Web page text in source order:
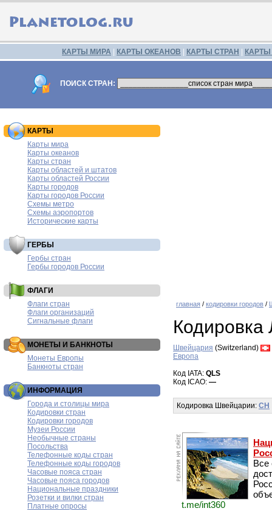
КАРТЫ МИРА КАРТЫ ОКЕАНОВ КАРТЫ СТРАН
ПОИСК СТРАН:
КАРТЫ
Карты мира
Карты океанов
Карты стран
Карты областей и штатов
Карты областей России
Карты городов
Карты городов России
Схемы метро
Схемы аэропортов
Исторические карты
ГЕРБЫ
Гербы стран
Гербы городов России
ФЛАГИ
Флаги стран
Флаги организаций
Сигнальные флаги
МОНЕТЫ И БАНКНОТЫ
Монеты Европы
Банкноты стран
ИНФОРМАЦИЯ
Города и столицы мира
Кодировки стран
Кодировки городов
Музеи России
Необычные страны
Посольства
Телефонные коды стран
Телефонные коды городов
Часовые пояса стран
Часовые пояса городов
Национальные праздники
Розетки и вилки стран
Платные опросы
главная / кодировки городов /
Кодировка
Швейцария (Switzerland)
Европа
Код IATA: QLS
Код ICAO: —
Кодировка Швейцарии: CH
Все
t.me/int360